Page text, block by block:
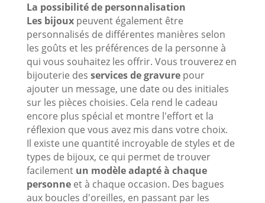
La possibilité de personnalisation
Les bijouxpeuvent également être
personnalisés de différentes manières selon
les goûts et les préférences de la personne à
qui vous souhaitez les offrir. Vous trouverez en
bijouterie des services de gravurepour
ajouter un message, une date ou des initiales
sur les pièces choisies. Cela rend le cadeau
encore plus spécial et montre l'effort et la
réflexion que vous avez mis dans votre choix.
Il existe une quantité incroyable de styles et de
types de bijoux, ce qui permet de trouver
facilement un modèle adapté à chaque
personneet à chaque occasion. Des bagues
aux boucles d'oreilles, en passant par les